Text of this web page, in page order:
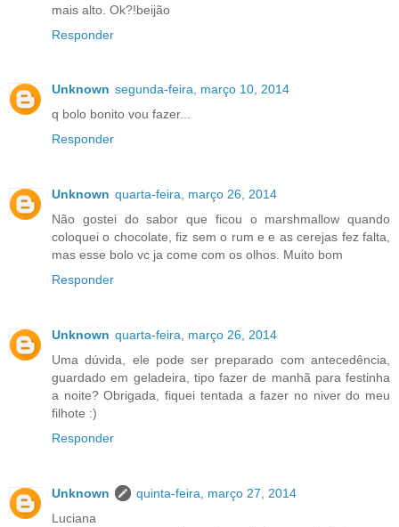
mais alto. Ok?!beijão
Responder
Unknown segunda-feira, março 10, 2014
q bolo bonito vou fazer...
Responder
Unknown quarta-feira, março 26, 2014
Não gostei do sabor que ficou o marshmallow quando
coloquei o chocolate, fiz sem o rum e e as cerejas fez falta,
mas esse bolo vc ja come com os olhos. Muito bom
Responder
Unknown quarta-feira, março 26, 2014
Uma dúvida, ele pode ser preparado com antecedência,
guardado em geladeira, tipo fazer de manhã para festinha
a noite? Obrigada, fiquei tentada a fazer no niver do meu
filhote :)
Responder
Unknown
quinta-feira, março 27, 2014
Luciana